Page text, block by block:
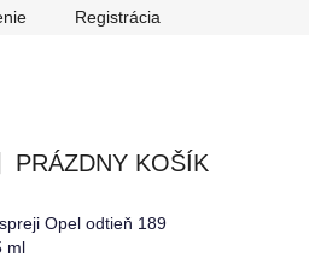
Odstúpenie od zmluvy
Registrácia
PRÁZDNY KOŠÍK
Opel odtieň 189
ml